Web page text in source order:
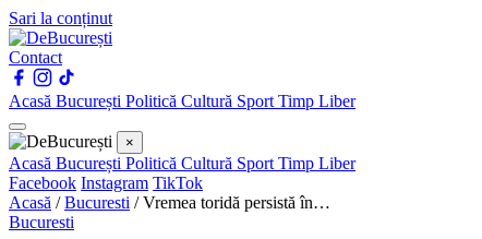
Sari la conținut
Contact
Acasă București Politică Cultură Sport Timp Liber
×
Acasă București Politică Cultură Sport Timp Liber
Facebook Instagram TikTok
Acasă /Bucuresti /Vremea toridă persistă în…
Bucuresti